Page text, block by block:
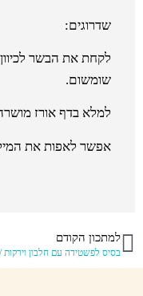
שדרוגים:
לקחת את הבשר
שומשום.
למלא בדף אורז
אפשר לאפות את
למתכון הקודם
בסיס לפשטידה עם חלבון וירקות /